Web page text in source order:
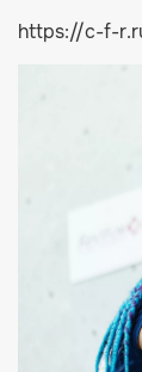
https://c-f-